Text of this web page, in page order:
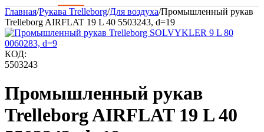
Главная/Рукава Trelleborg/Для воздуха/Промышленный рукав
Trelleborg AIRFLAT 19 L 40 5503243, d=19
КОД:
5503243
Промышленный рукав
Trelleborg AIRFLAT 19 L 40